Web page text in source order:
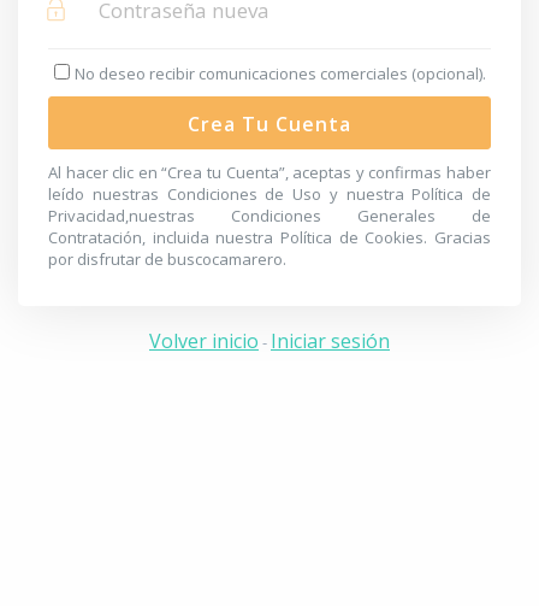
No deseo recibir comunicaciones comerciales (opcional).
Crea Tu Cuenta
Al hacer clic en “Crea tu Cuenta”, aceptas y confirmas haber
leído nuestras Condiciones de Uso y nuestra Política de
Privacidad,nuestras Condiciones Generales de
Contratación, incluida nuestra Política de Cookies. Gracias
por disfrutar de buscocamarero.
Volver inicio - Iniciar sesión